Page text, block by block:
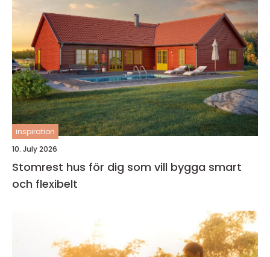
inspiration
10. July 2026
Stomrest hus för dig som vill bygga smart
och flexibelt